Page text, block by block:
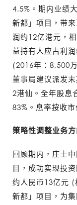
4.5%。期内业绩
新都」项目，带
润约12亿港元，
益持有人应占利
(2016年：8,500
董事局建议派发
2港仙。全年股息
83%。息率按收市
策略性调整业务
回顾期内，庄士
目，成功实现投
约人民币13亿元
新都」项目，为